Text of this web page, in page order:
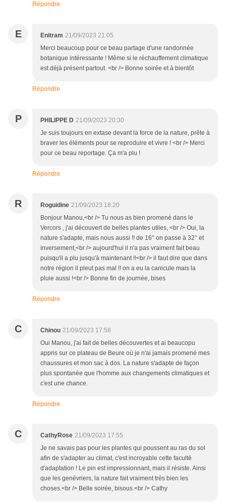
Répondre
E Enitram 21/09/2023 21:05
Merci beaucoup pour ce beau partage d'une randonnée
botanique intéressante ! Même si le réchauffement climatique
est déjà présent partout. <br /> Bonne soirée et à bientôt
Répondre
P PHILIPPE D 21/09/2023 20:30
Je suis toujours en extase devant la force de la nature, prête à
braver les éléments pour se reproduire et vivre ! <br /> Merci
pour ce beau reportage. Ça m'a plu !
Répondre
R Roguidine 21/09/2023 18:20
Bonjour Manou,<br /> Tu nous as bien promené dans le
Vercors , j'ai découvert de belles plantes utiles, <br /> Oui, la
nature s'adapte, mais nous aussi !! de 16° on passe à 32° et
inversement,<br /> aujourd'hui il n'a pas vraiment fait beau
puisqu'il a plu jusqu'à maintenant !!<br /> il faut dire que dans
notre région il pleut pas mal !! on a eu la canicule mais la
pluie aussi !<br /> Bonne fin de journée, bises
Répondre
C Chinou 21/09/2023 17:58
Oui Manou, j'ai fait de belles découvertes et ai beaucopu
appris sur ce plateau de Beure où je n'ai jamais promené mes
chaussures et mon sac à dos. La nature s'adapte de façon
plus spontanée que l'homme aux changements climatiques et
c'est une chance.
Répondre
C CathyRose 21/09/2023 17:55
Je ne savais pas pour les plantes qui poussent au ras du sol
afin de s'adapter au climat, c'est incroyable cette faculté
d'adaptation ! Le pin est impressionnant, mais il résiste. Ainsi
que les genévriers, la nature fait vraiment très bien les
choses.<br /> Belle soirée, bisous.<br /> Cathy